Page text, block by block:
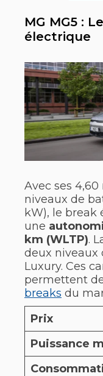
MG MG5 :
électrique
Avec ses
niveaux de
kW), le break
une
km (WLTP).
deux niveaux
Luxury. Ces
permettent
breaks du
Prix
Puissance